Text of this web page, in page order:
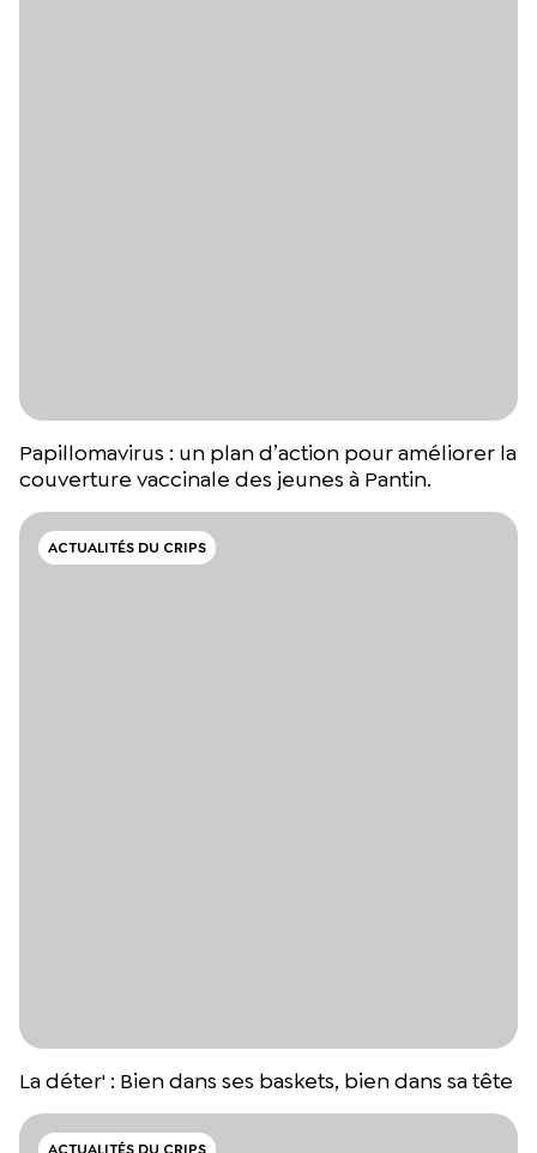
Papillomavirus : un plan d’action pour améliorer la
couverture vaccinale des jeunes à Pantin.
ACTUALITÉS DU CRIPS
La déter' : Bien dans ses baskets, bien dans sa tête